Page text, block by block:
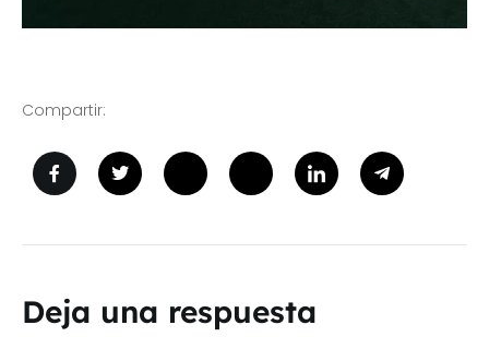
Compartir:
Deja una respuesta